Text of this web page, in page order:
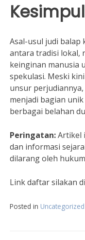
Asal-usul judi balap
antara tradisi lokal,
keinginan manusia
spekulasi. Meski
unsur
menjadi bagian
berbagai belahan
Peringatan:Artikel
dan informasi
dilarang oleh
Link daftar silakan
Posted in Uncategorized